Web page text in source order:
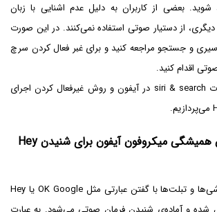
شوید. بعضی از کاربران به دلیل عدم اشنایی با زبان
از دستیار صوتی استفاده نمی‌کنند. در این صورت
و جستجو مراجعه کنید و برای غير فعال كردن سرچ
اقدام کنید.
در این مقاله به تنظیمات siri & search در آیفون و روش غیرفعال کردن اجرای
مشکل فعال بودن همیشگی میکروفون آیفون برای شنیدن Hey
این روزها در اغلب گوشی‌ها و تبلت‌ها با گفتن عبارتی مثل OK Google یا Hey